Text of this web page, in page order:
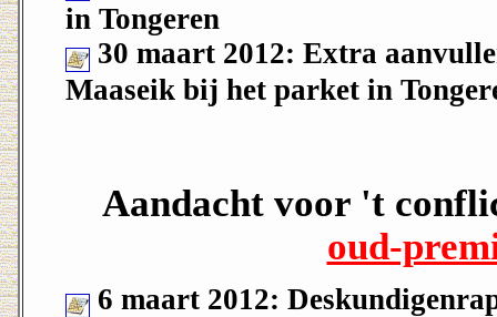
in Tongeren
30 maart 2012: Extra
Maaseik bij het parket in
Aandacht voor 't
oud-
6 maart 2012: